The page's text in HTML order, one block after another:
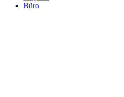
Büro